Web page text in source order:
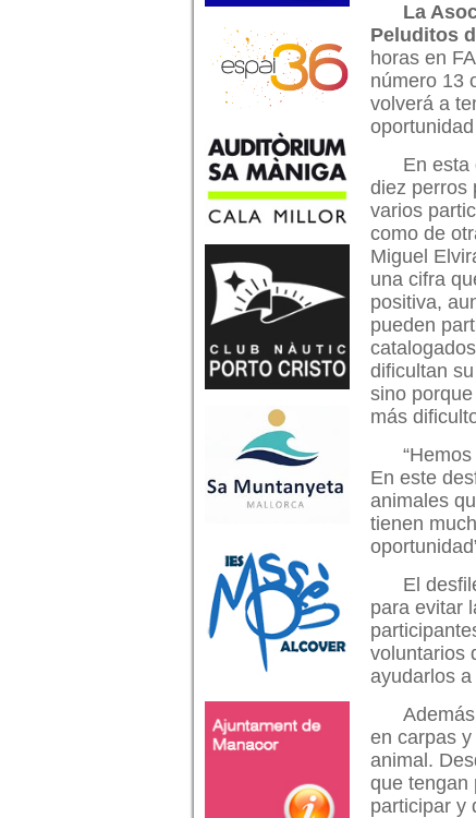
La
Peluditos
horas en
número 13
volverá a
En esta
diez perros
varios
como de
Miguel
una cifra
positiva,
pueden
dificultan
sino
más
En este
animales
tienen
El
para evitar
voluntarios
ayudarlos
en carpas
animal.
que tengan
participar y